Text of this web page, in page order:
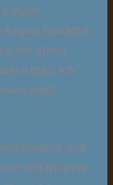
jungen
Augen leuchten,
der guten
Arbeit, ich
dafür
Redens und
wir mit Dioning